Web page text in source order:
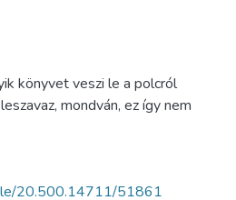
könyvet veszi le a polcról
mondván, ez így nem
20.500.14711/51861